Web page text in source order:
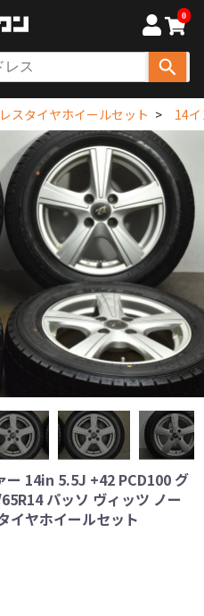
0
スタイヤホイールセット 14
ー 14in 5.5J +42 PCD100 グ
パッソ ヴィッツ ノー
イヤホイールセット